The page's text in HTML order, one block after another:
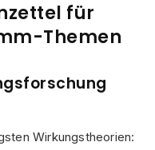
für
Themen
Wirkungstheorien: